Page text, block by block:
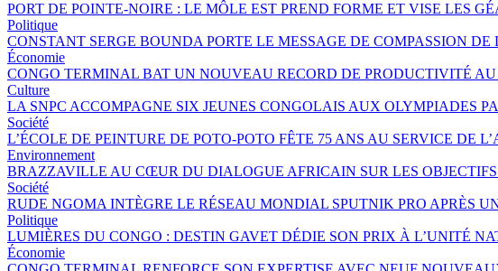
PORT DE POINTE-NOIRE : LE MÔLE EST PREND FORME ET VISE LES
Politique
CONSTANT SERGE BOUNDA PORTE LE MESSAGE DE COMPASSION
Économie
CONGO TERMINAL BAT UN NOUVEAU RECORD DE PRODUCTIVITÉ AU
Culture
LA SNPC ACCOMPAGNE SIX JEUNES CONGOLAIS AUX OLYMPIADES
Société
L’ÉCOLE DE PEINTURE DE POTO-POTO FÊTE 75 ANS AU SERVICE DE
Environnement
BRAZZAVILLE AU CŒUR DU DIALOGUE AFRICAIN SUR LES
Société
RUDE NGOMA INTÈGRE LE RÉSEAU MONDIAL SPUTNIK PRO APRÈS
Politique
LUMIÈRES DU CONGO : DESTIN GAVET DÉDIE SON PRIX À L’UNITÉ
Économie